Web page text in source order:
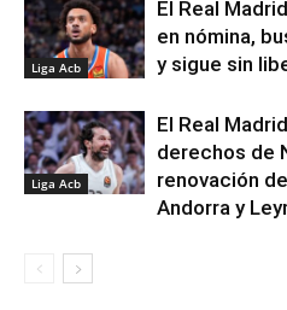
Liga Acb
El Real
en nómina,
y sigue sin
Liga Acb
El Real
derechos de
renovación
Andorra y